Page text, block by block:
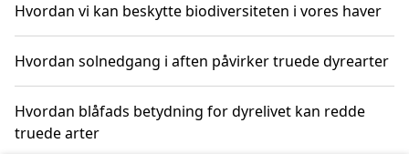
Hvordan vi kan beskytte biodiversiteten i vores haver
Hvordan solnedgang i aften påvirker truede dyrearter
Hvordan blåfads betydning for dyrelivet kan redde
truede arter